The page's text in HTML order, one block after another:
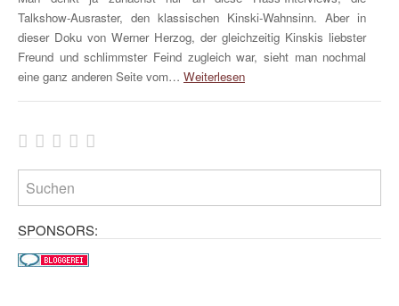
Talkshow-Ausraster, den klassischen Kinski-Wahnsinn. Aber in
dieser Doku von Werner Herzog, der gleichzeitig Kinskis liebster
Freund und schlimmster Feind zugleich war, sieht man nochmal
eine ganz anderen Seite vom… Weiterlesen
SPONSORS: